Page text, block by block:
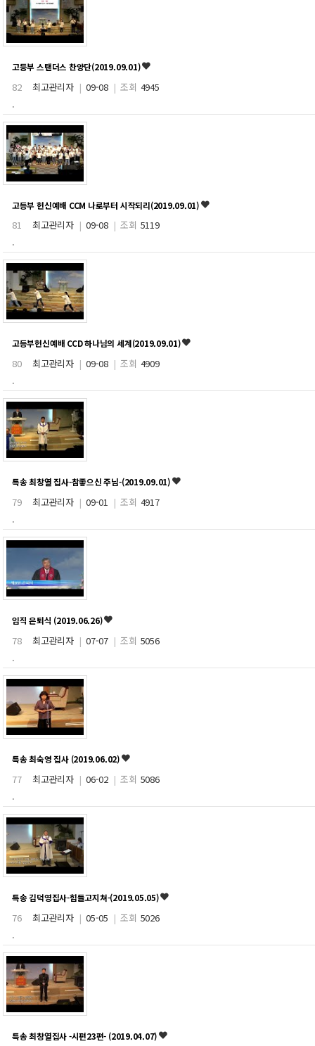
고등부 스탠더스 찬양단(2019.09.01)
82 최고관리자 | 09-08 | 조회 4945
.
고등부 헌신예배 CCM 나로부터 시작되리(2019.09.01)
81 최고관리자 | 09-08 | 조회 5119
.
고등부헌신예배 CCD 하나님의 세계(2019.09.01)
80 최고관리자 | 09-08 | 조회 4909
.
특송 최창열 집사-참좋으신 주님-(2019.09.01)
79 최고관리자 | 09-01 | 조회 4917
.
임직 은퇴식 (2019.06.26)
78 최고관리자 | 07-07 | 조회 5056
.
특송 최숙영 집사 (2019.06.02)
77 최고관리자 | 06-02 | 조회 5086
.
특송 김덕영집사-힘들고지쳐-(2019.05.05)
76 최고관리자 | 05-05 | 조회 5026
.
특송 최창열집사 -시편23편- (2019.04.07)